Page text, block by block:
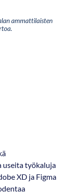
ammattilaisten
työkaluja
XD ja Figma